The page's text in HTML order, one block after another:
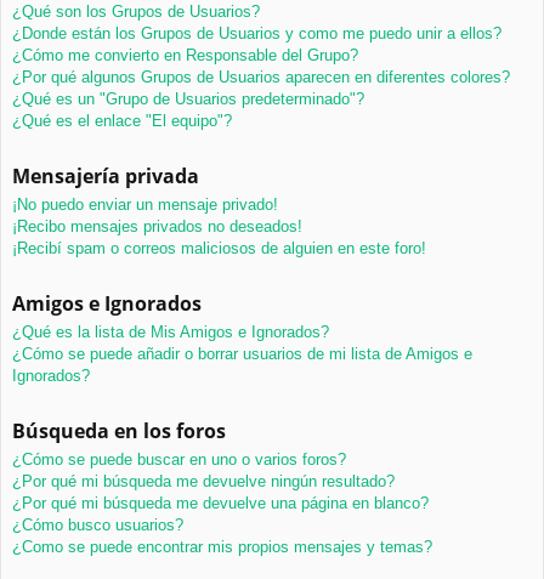
¿Qué son los Grupos de Usuarios?
¿Donde están los Grupos de Usuarios y como me puedo unir a ellos?
¿Cómo me convierto en Responsable del Grupo?
¿Por qué algunos Grupos de Usuarios aparecen en diferentes colores?
¿Qué es un "Grupo de Usuarios predeterminado"?
¿Qué es el enlace "El equipo"?
Mensajería privada
¡No puedo enviar un mensaje privado!
¡Recibo mensajes privados no deseados!
¡Recibí spam o correos maliciosos de alguien en este foro!
Amigos e Ignorados
¿Qué es la lista de Mis Amigos e Ignorados?
¿Cómo se puede añadir o borrar usuarios de mi lista de Amigos e
Ignorados?
Búsqueda en los foros
¿Cómo se puede buscar en uno o varios foros?
¿Por qué mi búsqueda me devuelve ningún resultado?
¿Por qué mi búsqueda me devuelve una página en blanco?
¿Cómo busco usuarios?
¿Como se puede encontrar mis propios mensajes y temas?